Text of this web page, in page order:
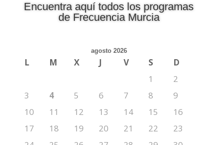
Encuentra aquí todos los programas
de Frecuencia Murcia
agosto 2026
L M X J V S
D
1
2
3
4 5 6 7 8
9
10
11 12 13 14 15
16
17
18 19 20 21 22
23